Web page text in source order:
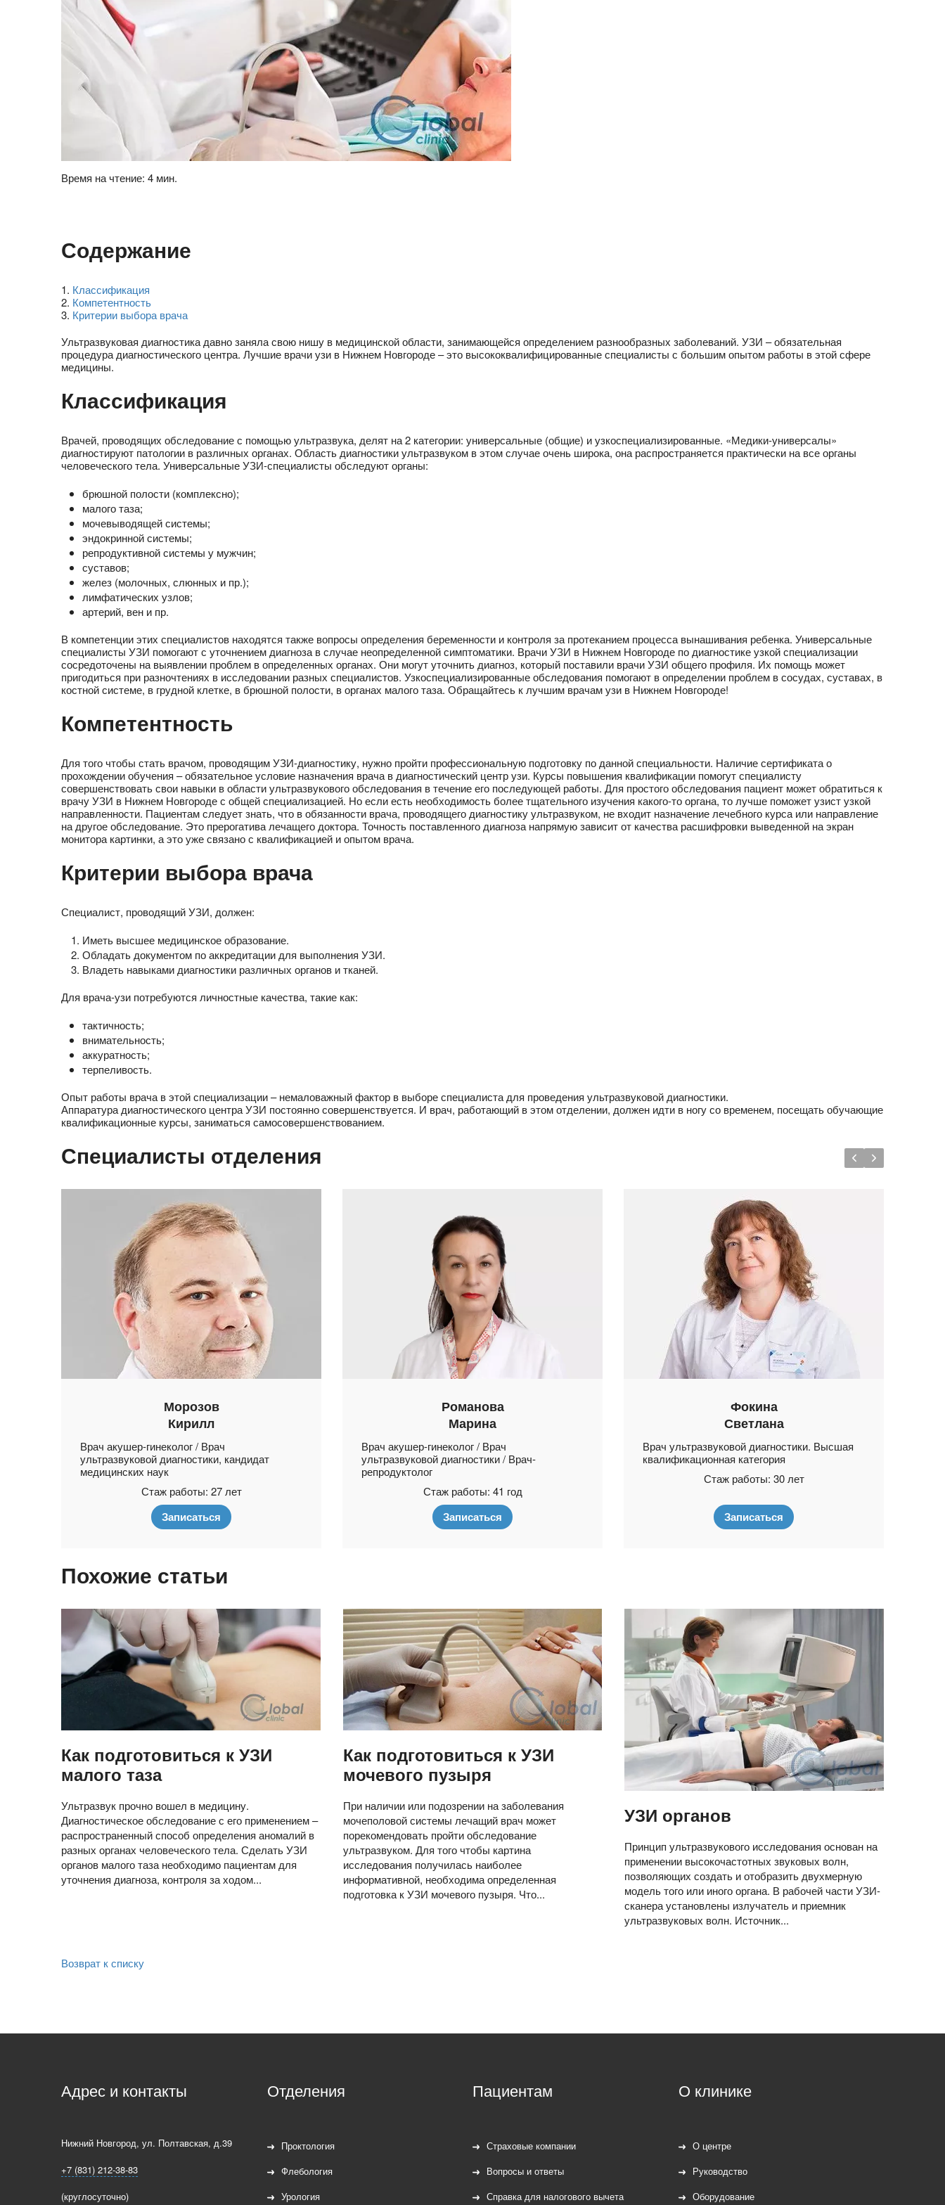
Время на чтение: 4 мин.
Содержание
1. Классификация
2. Компетентность
3. Критерии выбора врача
Ультразвуковая диагностика давно заняла свою нишу в медицинской области, занимающейся определением разнообразных заболеваний. УЗИ – обязательная
процедура диагностического центра. Лучшие врачи узи в Нижнем Новгороде – это высококвалифицированные специалисты с большим опытом работы в этой сфере
медицины.
Классификация
Врачей, проводящих обследование с помощью ультразвука, делят на 2 категории: универсальные (общие) и узкоспециализированные. «Медики-универсалы»
диагностируют патологии в различных органах. Область диагностики ультразвуком в этом случае очень широка, она распространяется практически на все органы
человеческого тела. Универсальные УЗИ-специалисты обследуют органы:
брюшной полости (комплексно);
малого таза;
мочевыводящей системы;
эндокринной системы;
репродуктивной системы у мужчин;
суставов;
желез (молочных, слюнных и пр.);
лимфатических узлов;
артерий, вен и пр.
В компетенции этих специалистов находятся также вопросы определения беременности и контроля за протеканием процесса вынашивания ребенка. Универсальные
специалисты УЗИ помогают с уточнением диагноза в случае неопределенной симптоматики. Врачи УЗИ в Нижнем Новгороде по диагностике узкой специализации
сосредоточены на выявлении проблем в определенных органах. Они могут уточнить диагноз, который поставили врачи УЗИ общего профиля. Их помощь может
пригодиться при разночтениях в исследовании разных специалистов. Узкоспециализированные обследования помогают в определении проблем в сосудах, суставах, в
костной системе, в грудной клетке, в брюшной полости, в органах малого таза. Обращайтесь к лучшим врачам узи в Нижнем Новгороде!
Компетентность
Для того чтобы стать врачом, проводящим УЗИ-диагностику, нужно пройти профессиональную подготовку по данной специальности. Наличие сертификата о
прохождении обучения – обязательное условие назначения врача в диагностический центр узи. Курсы повышения квалификации помогут специалисту
совершенствовать свои навыки в области ультразвукового обследования в течение его последующей работы. Для простого обследования пациент может обратиться к
врачу УЗИ в Нижнем Новгороде с общей специализацией. Но если есть необходимость более тщательного изучения какого-то органа, то лучше поможет узист узкой
направленности. Пациентам следует знать, что в обязанности врача, проводящего диагностику ультразвуком, не входит назначение лечебного курса или направление
на другое обследование. Это прерогатива лечащего доктора. Точность поставленного диагноза напрямую зависит от качества расшифровки выведенной на экран
монитора картинки, а это уже связано с квалификацией и опытом врача.
Критерии выбора врача
Специалист, проводящий УЗИ, должен:
Иметь высшее медицинское образование.
Обладать документом по аккредитации для выполнения УЗИ.
Владеть навыками диагностики различных органов и тканей.
Для врача-узи потребуются личностные качества, такие как:
тактичность;
внимательность;
аккуратность;
терпеливость.
Опыт работы врача в этой специализации – немаловажный фактор в выборе специалиста для проведения ультразвуковой диагностики.
Аппаратура диагностического центра УЗИ постоянно совершенствуется. И врач, работающий в этом отделении, должен идти в ногу со временем, посещать обучающие
квалификационные курсы, заниматься самосовершенствованием.
Специалисты отделения
Морозов
Кирилл
Врач акушер-гинеколог / Врач
ультразвуковой диагностики, кандидат
медицинских наук
Стаж работы: 27 лет
Записаться
Романова
Марина
Врач акушер-гинеколог / Врач
ультразвуковой диагностики / Врач-
репродуктолог
Стаж работы: 41 год
Записаться
Фокина
Светлана
Врач ультразвуковой диагностики. Высшая
квалификационная категория
Стаж работы: 30 лет
Записаться
Похожие статьи
Как подготовиться к УЗИ
малого таза
Ультразвук прочно вошел в медицину.
Диагностическое обследование с его применением –
распространенный способ определения аномалий в
разных органах человеческого тела. Сделать УЗИ
органов малого таза необходимо пациентам для
уточнения диагноза, контроля за ходом...
Как подготовиться к УЗИ
мочевого пузыря
При наличии или подозрении на заболевания
мочеполовой системы лечащий врач может
порекомендовать пройти обследование
ультразвуком. Для того чтобы картина
исследования получилась наиболее
информативной, необходима определенная
подготовка к УЗИ мочевого пузыря. Что...
УЗИ органов
Принцип ультразвукового исследования основан на
применении высокочастотных звуковых волн,
позволяющих создать и отобразить двухмерную
модель того или иного органа. В рабочей части УЗИ-
сканера установлены излучатель и приемник
ультразвуковых волн. Источник...
Возврат к списку
Адрес и контакты
Нижний Новгород, ул. Полтавская, д.39
+7 (831) 212-38-83
(круглосуточно)
Отделения
Проктология
Флебология
Урология
Пациентам
Страховые компании
Вопросы и ответы
Справка для налогового вычета
О клинике
О центре
Руководство
Оборудование